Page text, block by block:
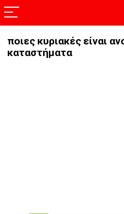
ποιες κυριακές είναι
καταστήματα